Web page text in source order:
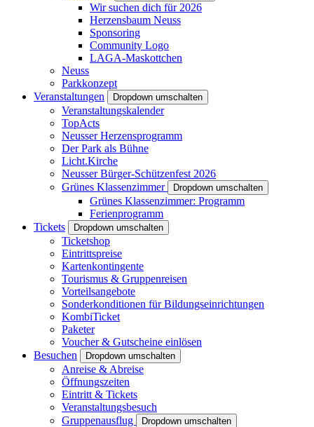
Wir suchen dich für 2026
Herzensbaum Neuss
Sponsoring
Community Logo
LAGA-Maskottchen
Neuss
Parkkonzept
Veranstaltungen
Dropdown umschalten
Veranstaltungskalender
TopActs
Neusser Herzensprogramm
Der Park als Bühne
Licht.Kirche
Neusser Bürger-Schützenfest 2026
Grünes Klassenzimmer
Dropdown umschalten
Grünes Klassenzimmer: Programm
Ferienprogramm
Tickets
Dropdown umschalten
Ticketshop
Eintrittspreise
Kartenkontingente
Tourismus & Gruppenreisen
Vorteilsangebote
Sonderkonditionen für Bildungseinrichtungen
KombiTicket
Paketer
Voucher & Gutscheine einlösen
Besuchen
Dropdown umschalten
Anreise & Abreise
Öffnungszeiten
Eintritt & Tickets
Veranstaltungsbesuch
Gruppenausflug
Dropdown umschalten